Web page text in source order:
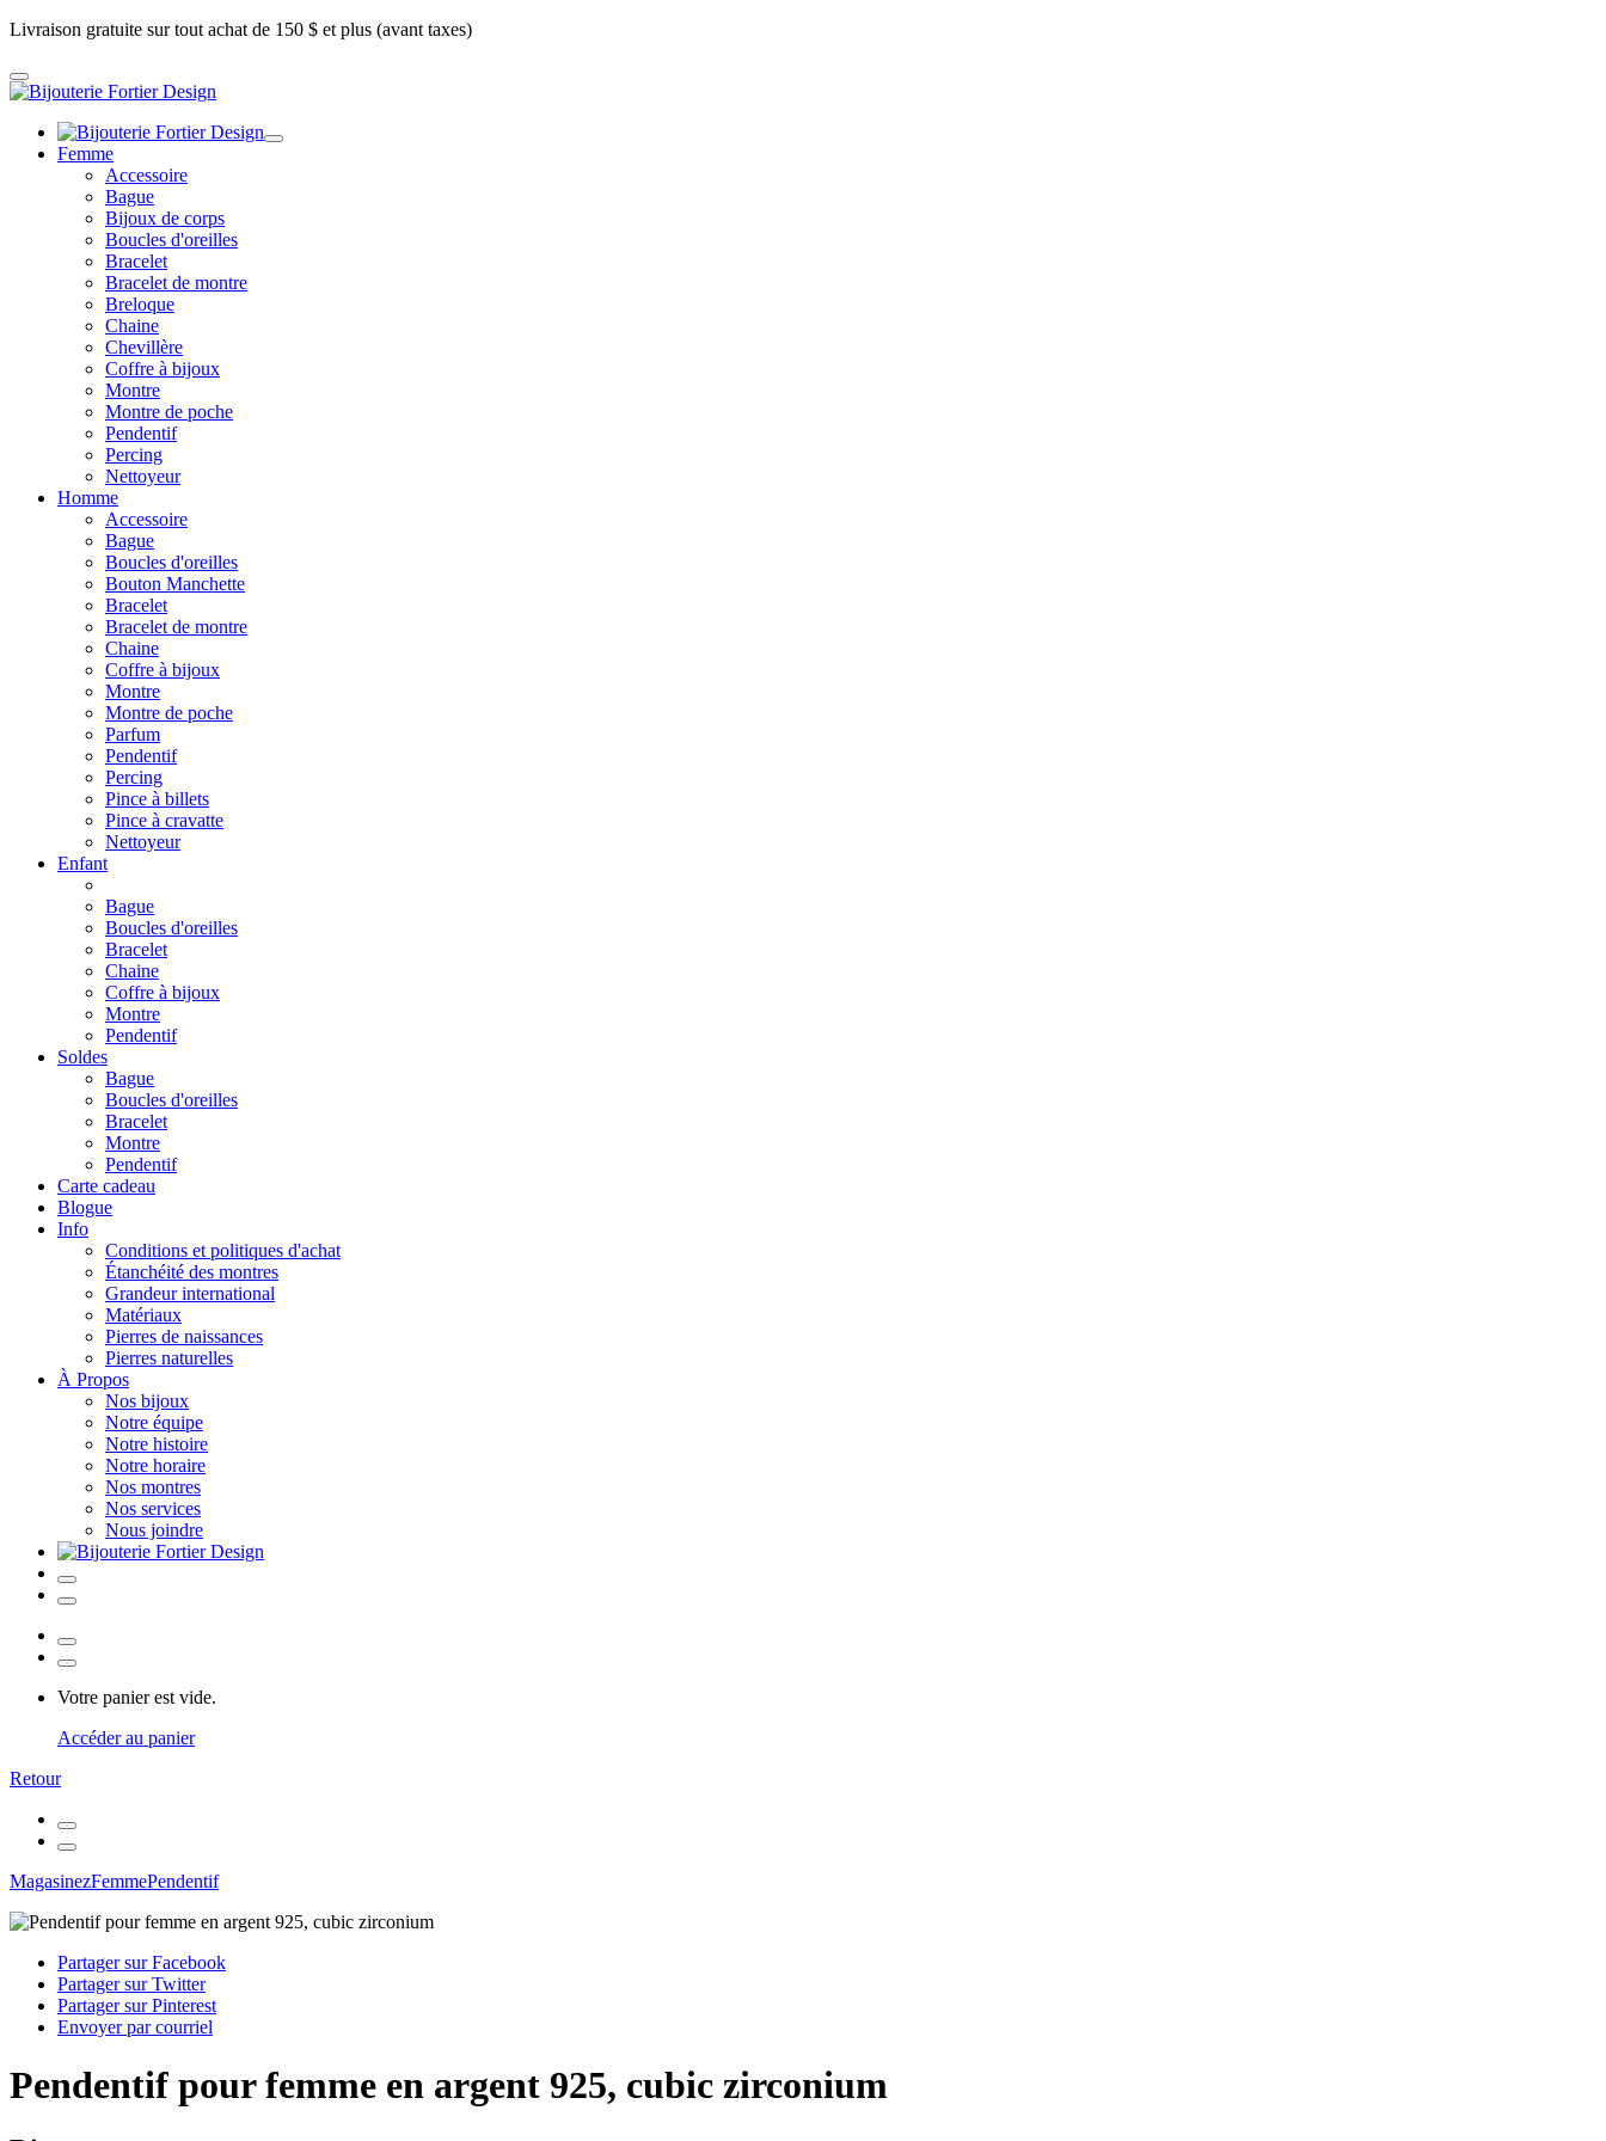
Livraison gratuite sur tout achat de 150 $ et plus (avant taxes)
Femme
Accessoire
Bague
Bijoux de corps
Boucles d'oreilles
Bracelet
Bracelet de montre
Breloque
Chaine
Chevillère
Coffre à bijoux
Montre
Montre de poche
Pendentif
Percing
Nettoyeur
Homme
Accessoire
Bague
Boucles d'oreilles
Bouton Manchette
Bracelet
Bracelet de montre
Chaine
Coffre à bijoux
Montre
Montre de poche
Parfum
Pendentif
Percing
Pince à billets
Pince à cravatte
Nettoyeur
Enfant
Bague
Boucles d'oreilles
Bracelet
Chaine
Coffre à bijoux
Montre
Pendentif
Soldes
Bague
Boucles d'oreilles
Bracelet
Montre
Pendentif
Carte cadeau
Blogue
Info
Conditions et politiques d'achat
Étanchéité des montres
Grandeur international
Matériaux
Pierres de naissances
Pierres naturelles
À Propos
Nos bijoux
Notre équipe
Notre histoire
Notre horaire
Nos montres
Nos services
Nous joindre
Votre panier est vide.
Accéder au panier
Retour
MagasinezFemmePendentif
Partager sur Facebook
Partager sur Twitter
Partager sur Pinterest
Envoyer par courriel
Pendentif pour femme en argent 925, cubic zirconium